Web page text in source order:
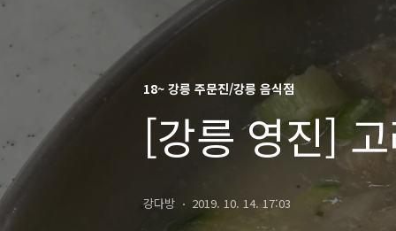
18~ 강릉 주문진/강릉 음식점
[강릉 영진]
강다방 2019. 10. 14. 17:03